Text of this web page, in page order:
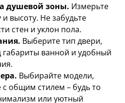
душевой зоны. Измерьте
высоту. Не забудьте
стен и уклон пола.
Выберите тип двери,
ванной и удобный
Выбирайте модели,
общим стилем – будь то
или уютный